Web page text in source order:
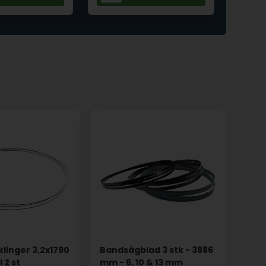
3,2x1790
2 st
Bandsågblad 3 stk - 3886
mm - 6, 10 & 13 mm